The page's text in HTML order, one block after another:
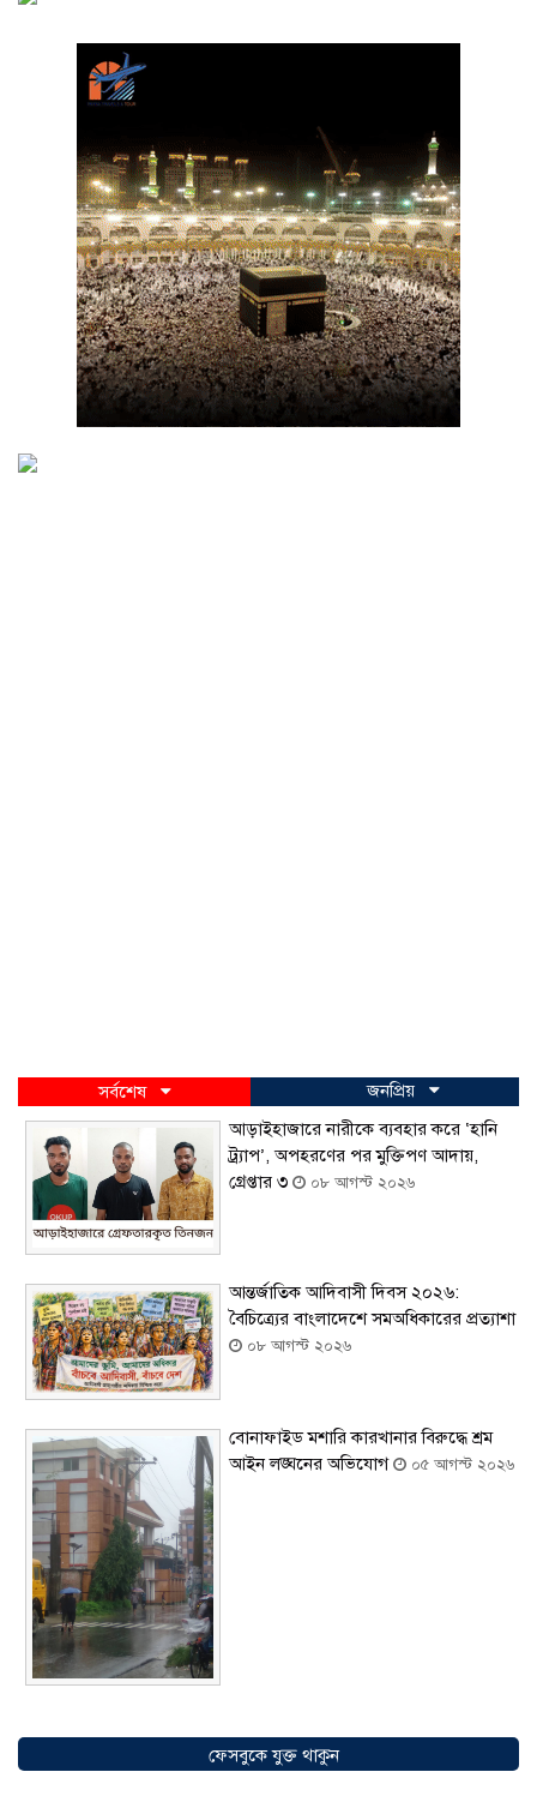
সর্বশেষ
জনপ্রিয়
আড়াইহাজারে নারীকে ব্যবহার করে ‘হানি
ট্র্যাপ’, অপহরণের পর মুক্তিপণ আদায়,
গ্রেপ্তার ৩
০৮ আগস্ট ২০২৬
আন্তর্জাতিক আদিবাসী দিবস ২০২৬:
বৈচিত্র্যের বাংলাদেশে সমঅধিকারের প্রত্যাশা
০৮ আগস্ট ২০২৬
বোনাফাইড মশারি কারখানার বিরুদ্ধে শ্রম
আইন লঙ্ঘনের অভিযোগ
০৫ আগস্ট ২০২৬
অগ্রযাত্রায় নতুন অধ্যায়, উদ্বোধন হলো ‘শিফা
মোহাম্মদিয়া ফিশারিজ’
০৫ আগস্ট ২০২৬
ফেসবুকে যুক্ত থাকুন